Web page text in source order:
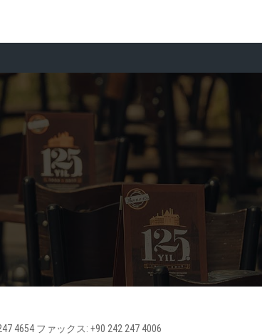
4654 ファックス: +90 242 247 4006